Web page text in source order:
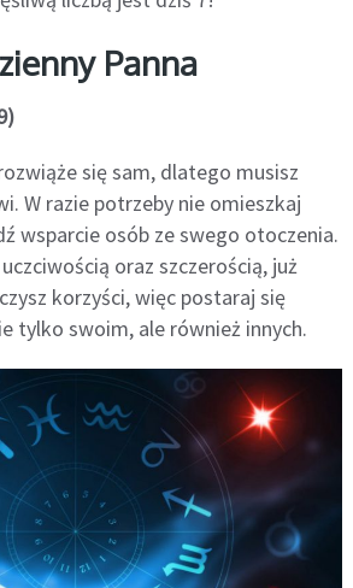
Panna
się sam, dlatego musisz
W razie potrzeby nie omieszkaj
wsparcie osób ze swego otoczenia.
oraz szczerością, już
korzyści, więc postaraj się
tylko swoim, ale również innych.